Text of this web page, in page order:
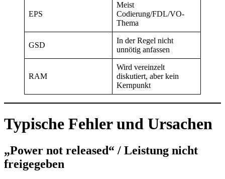
EPS
Meist
Codierung/FDL/VO-
Thema
GSD
In der Regel nicht
unnötig anfassen
RAM
Wird vereinzelt
diskutiert, aber kein
Kernpunkt
Typische Fehler und Ursachen
„Power not released“ / Leistung nicht
freigegeben